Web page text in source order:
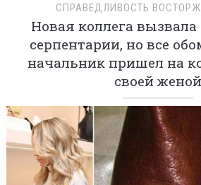
СПРАВЕДЛИВОСТЬ
Новая коллега
серпентарии, но все
начальник пришел на
своей женой